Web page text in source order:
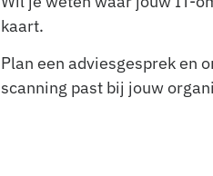
kaart.
Plan een adviesgesprek en
scanning past bij jouw